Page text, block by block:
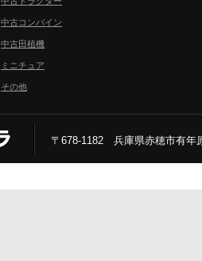
中古コンバイン
中古田植機
ミニチュア
その他
〒678-1182 兵庫県赤穂市有年